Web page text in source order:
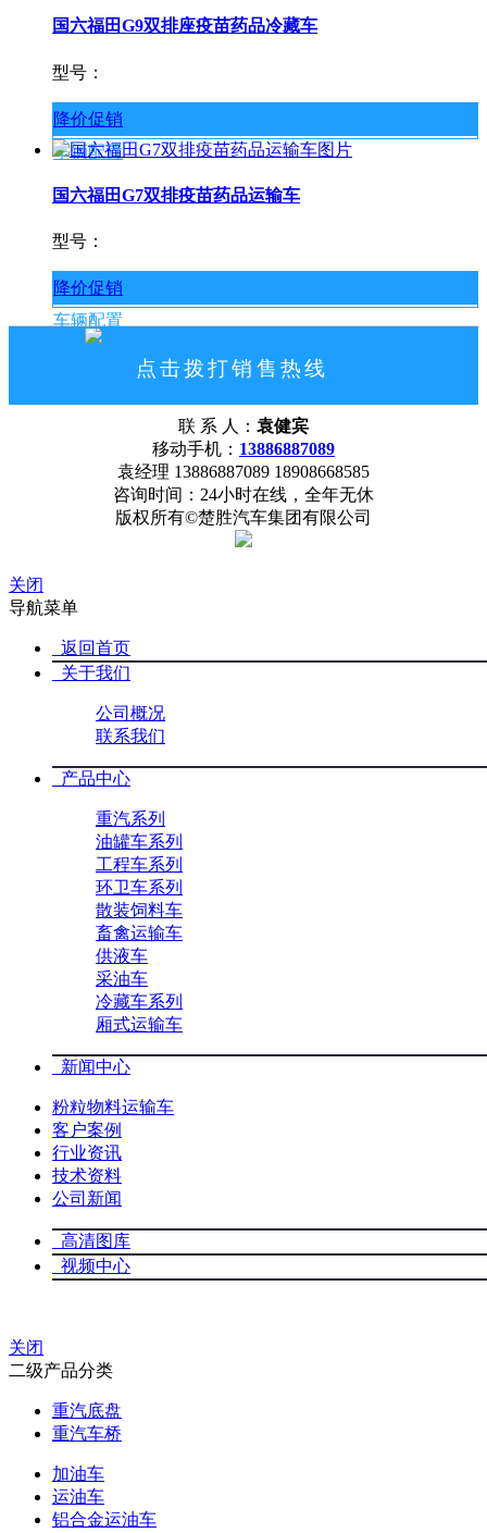
国六福田G9双排座疫苗药品冷藏车
型号：
降价促销
车辆配置
国六福田G7双排疫苗药品运输车
型号：
降价促销
车辆配置
点击拨打销售热线
13886887089
公司概况
联 系 人： 袁健宾
移动手机： 13886887089
袁经理 13886887089 18908668585
咨询时间：24小时在线，全年无休
版权所有©楚胜汽车集团有限公司
关闭
导航菜单
返回首页
关于我们
公司概况
联系我们
产品中心
重汽系列
油罐车系列
工程车系列
环卫车系列
散装饲料车
畜禽运输车
供液车
采油车
冷藏车系列
厢式运输车
新闻中心
粉粒物料运输车
客户案例
行业资讯
技术资料
公司新闻
高清图库
视频中心
关闭
二级产品分类
重汽底盘
重汽车桥
加油车
运油车
铝合金运油车